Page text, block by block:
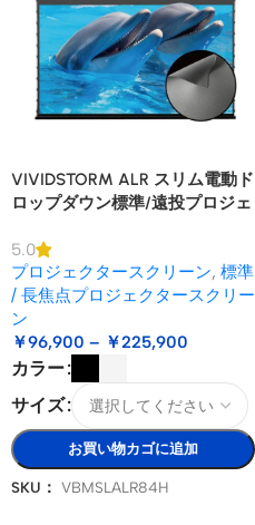
VIVIDSTORM ALR スリム電動ド
ロップダウン標準/遠投プロジェ
5.0
プロジェクタースクリーン, 標準
/ 長焦点プロジェクタースクリー
ン
￥96,900 – ￥225,900
カラー
サイズ
お買い物カゴに追加
SKU： VBMSLALR84H